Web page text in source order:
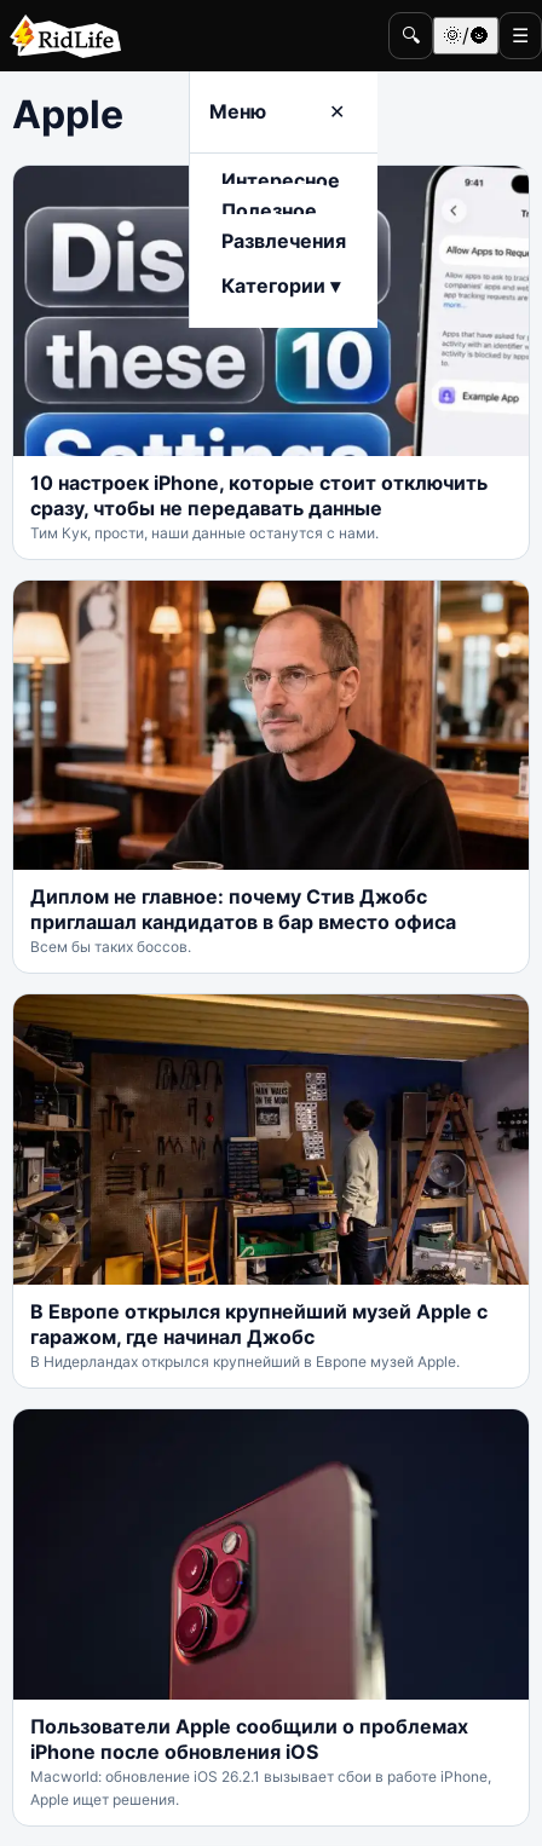
🔍 🌞/🌚 ☰
Меню ✕
Интересное
Полезное
Развлечения
Категории ▾
Apple
10 настроек iPhone, которые стоит отключить
сразу, чтобы не передавать данные
Тим Кук, прости, наши данные останутся с нами.
Диплом не главное: почему Стив Джобс
приглашал кандидатов в бар вместо офиса
Всем бы таких боссов.
В Европе открылся крупнейший музей Apple с
гаражом, где начинал Джобс
В Нидерландах открылся крупнейший в Европе музей Apple.
Пользователи Apple сообщили о проблемах
iPhone после обновления iOS
Macworld: обновление iOS 26.2.1 вызывает сбои в работе iPhone,
Apple ищет решения.